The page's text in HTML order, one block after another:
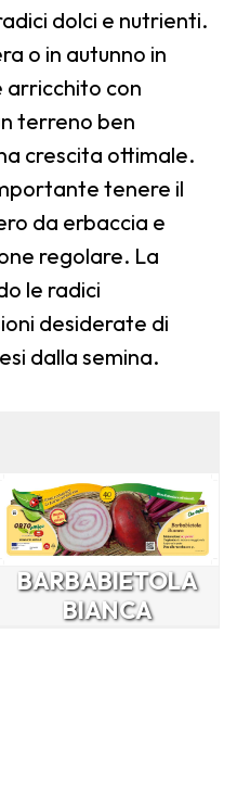
dolci e nutrienti.
o in autunno in
con
terreno ben
crescita ottimale.
tenere il
da erbaccia e
regolare. La
le radici
desiderate di
dalla semina.
BARBABIETOLA
BIANCA